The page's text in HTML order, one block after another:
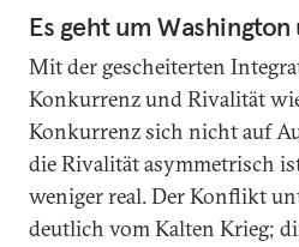
Es geht um Washington
Mit der gescheiterten
Konkurrenz und Rivalität
Konkurrenz sich nicht auf
die Rivalität asymmetrisch
weniger real. Der Konflikt
deutlich vom Kalten Krieg;